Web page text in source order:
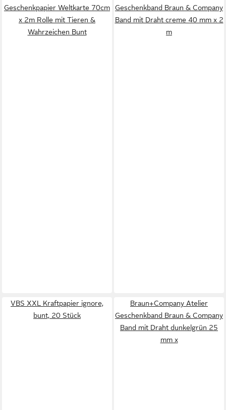
Geschenkpapier Weltkarte 70cm
x 2m Rolle mit Tieren &
Wahrzeichen Bunt
Geschenkband Braun & Company
Band mit Draht creme 40 mm x 2
m
VBS XXL Kraftpapier ignore,
bunt, 20 Stück
Braun+Company Atelier
Geschenkband Braun & Company
Band mit Draht dunkelgrün 25
mm x